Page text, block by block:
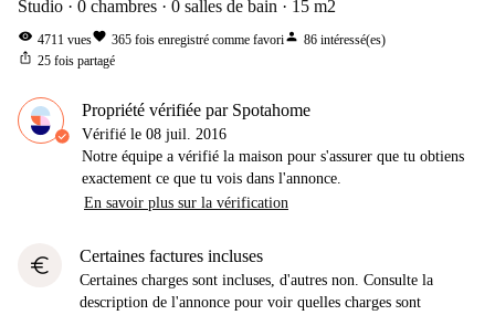
Studio 0 chambres 0 salles de bain 15 m2
visibility 4711 vuesfavorite 365 fois enregistré comme favoriperson 86 intéressé(es)
ios_share 25 fois partagé
Propriété vérifiée par Spotahome
Vérifié le 08 juil. 2016
Notre équipe a vérifié la maison pour s'assurer que tu obtiens
exactement ce que tu vois dans l'annonce.
En savoir plus sur la vérification
euro Certaines factures incluses
Certaines charges sont incluses, d'autres non. Consulte la
description de l'annonce pour voir quelles charges sont